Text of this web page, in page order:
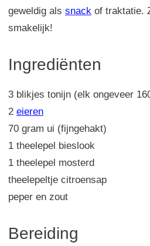
geweldig als snack of traktatie.
smakelijk!
Ingrediënten
3 blikjes tonijn (elk ongeveer
2 eieren
70 gram ui (fijngehakt)
1 theelepel bieslook
1 theelepel mosterd
theelepeltje citroensap
peper en zout
Bereiding